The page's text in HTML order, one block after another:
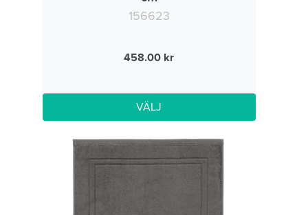
156623
458.00
VÄLJ